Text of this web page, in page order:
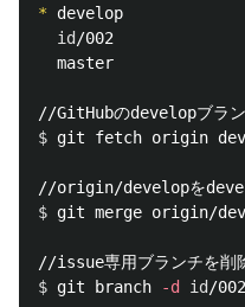
* develop
id/002
  master
$ git fetch origin
$ git merge origin/
$ git branch -d id